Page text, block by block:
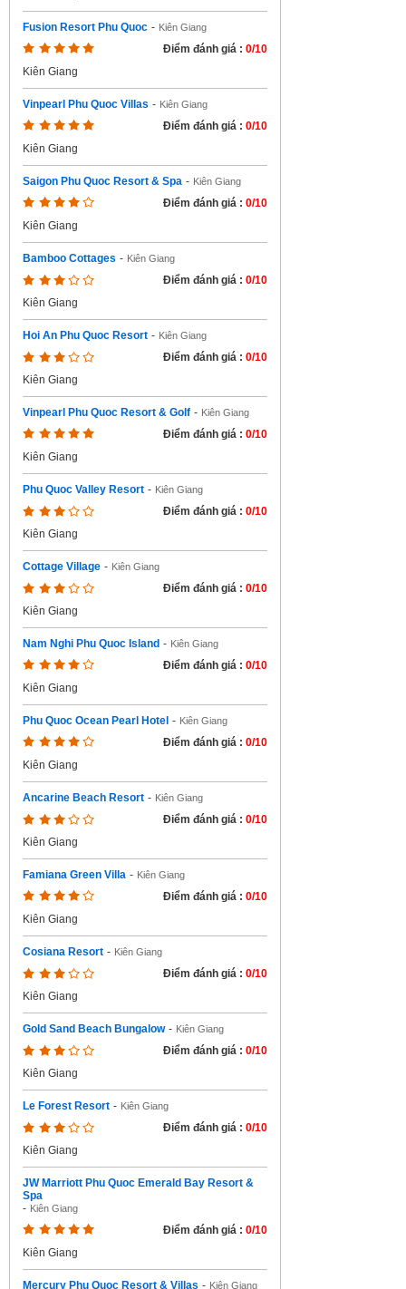
Fusion Resort Phu Quoc - Kiên Giang
Điểm đánh giá : 0/10
Kiên Giang
Vinpearl Phu Quoc Villas - Kiên Giang
Điểm đánh giá : 0/10
Kiên Giang
Saigon Phu Quoc Resort & Spa - Kiên Giang
Điểm đánh giá : 0/10
Kiên Giang
Bamboo Cottages - Kiên Giang
Điểm đánh giá : 0/10
Kiên Giang
Hoi An Phu Quoc Resort - Kiên Giang
Điểm đánh giá : 0/10
Kiên Giang
Vinpearl Phu Quoc Resort & Golf - Kiên Giang
Điểm đánh giá : 0/10
Kiên Giang
Phu Quoc Valley Resort - Kiên Giang
Điểm đánh giá : 0/10
Kiên Giang
Cottage Village - Kiên Giang
Điểm đánh giá : 0/10
Kiên Giang
Nam Nghi Phu Quoc Island - Kiên Giang
Điểm đánh giá : 0/10
Kiên Giang
Phu Quoc Ocean Pearl Hotel - Kiên Giang
Điểm đánh giá : 0/10
Kiên Giang
Ancarine Beach Resort - Kiên Giang
Điểm đánh giá : 0/10
Kiên Giang
Famiana Green Villa - Kiên Giang
Điểm đánh giá : 0/10
Kiên Giang
Cosiana Resort - Kiên Giang
Điểm đánh giá : 0/10
Kiên Giang
Gold Sand Beach Bungalow - Kiên Giang
Điểm đánh giá : 0/10
Kiên Giang
Le Forest Resort - Kiên Giang
Điểm đánh giá : 0/10
Kiên Giang
JW Marriott Phu Quoc Emerald Bay Resort &
Spa
- Kiên Giang
Điểm đánh giá : 0/10
Kiên Giang
Mercury Phu Quoc Resort & Villas - Kiên Giang